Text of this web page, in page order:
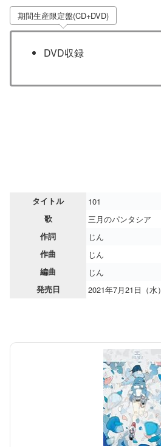
期間生産限定盤(CD+DVD)
DVD収録
タイトル 101
歌 三月のパンタシア
作詞 じん
作曲 じん
編曲 じん
発売日 2021年7月21日（水）